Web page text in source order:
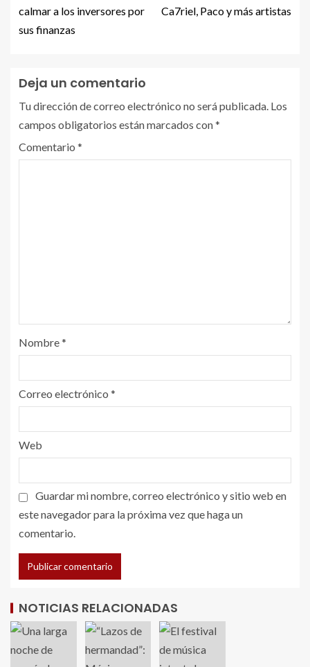
calmar a los inversores por
sus finanzas
Ca7riel, Paco y más artistas
Deja un comentario
Tu dirección de correo electrónico no será publicada. Los
campos obligatorios están marcados con*
Comentario *
Nombre*
Correo electrónico *
Web
Guardar mi nombre, correo electrónico y sitio web en
este navegador para la próxima vez que haga un
comentario.
NOTICIAS RELACIONADAS